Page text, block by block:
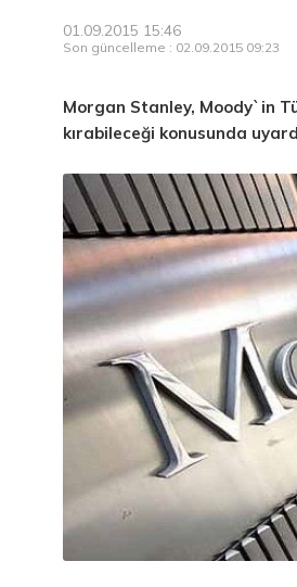
01.09.2015 15:46
Son güncelleme : 02.09.2015 09:23
Morgan Stanley, Moody`in
kırabileceği konusunda